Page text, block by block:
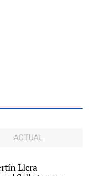
ACTUAL
Llera